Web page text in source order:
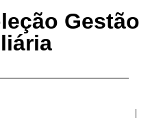
Gestão